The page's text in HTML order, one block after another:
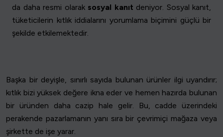
da daha resmi olarak sosyal kanıt deniyor. Sosyal kanıt,
tüketicilerin kıtlık iddialarını yorumlama biçimini güçlü bir
şekilde etkilemektedir.
Başka bir deyişle, sınırlı sayıda bulunan ürünler ilgi uyandırır;
kıtlık bizi yüksek değere ikna eder ve hemen hazırda bulunan
bir üründen daha cazip hale gelir. Bu, cadde üzerindeki
perakende pazarlamanın yanı sıra bir çevrimiçi mağaza veya
şirkette de işe yarar.